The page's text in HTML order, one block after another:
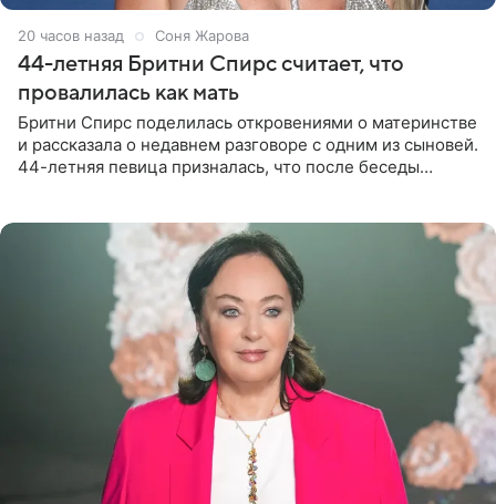
20 часов назад Соня Жарова
44-летняя Бритни Спирс считает, что
провалилась как мать
Бритни Спирс поделилась откровениями о материнстве
и рассказала о недавнем разговоре с одним из сыновей.
44-летняя певица призналась, что после беседы